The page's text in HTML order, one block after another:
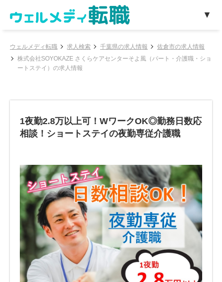
ウェルメディ転職 求人検索 千葉県の求人情報
佐倉市の求人情報
株式会社SOYOKAZE さくらケアセンターそよ風（パート・介護職・ショ
ートステイ）の求人情報
1夜勤2.8万以上可！WワークOK◎勤務日数応
相談！ショートステイの夜勤専従介護職